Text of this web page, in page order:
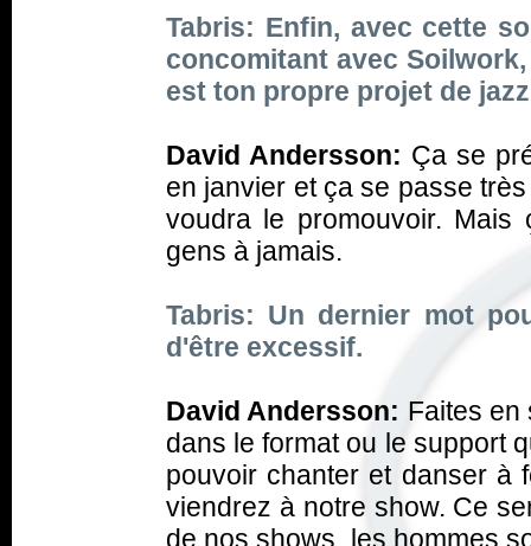
Tabris: Enfin, avec cette
concomitant avec
est ton propre projet de
David Andersson: Ça se
en janvier et ça se passe
voudra le promouvoir.
gens à jamais.
Tabris: Un dernier mot
d'être excessif.
David Andersson: Faites en
dans le format ou le support
pouvoir chanter et danser à
viendrez à notre show. Ce
de nos shows, les hommes